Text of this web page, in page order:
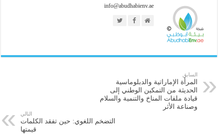
info@abudhabienv.ae
السابق
المرأة الإماراتية والدبلوماسية
الحديثة من التمكين الوطني إلى
قيادة ملفات المناخ والتنمية والسلام
وصناعة الأثر
التالي
التضخم اللغوي: حين تفقد الكلمات
قيمتها